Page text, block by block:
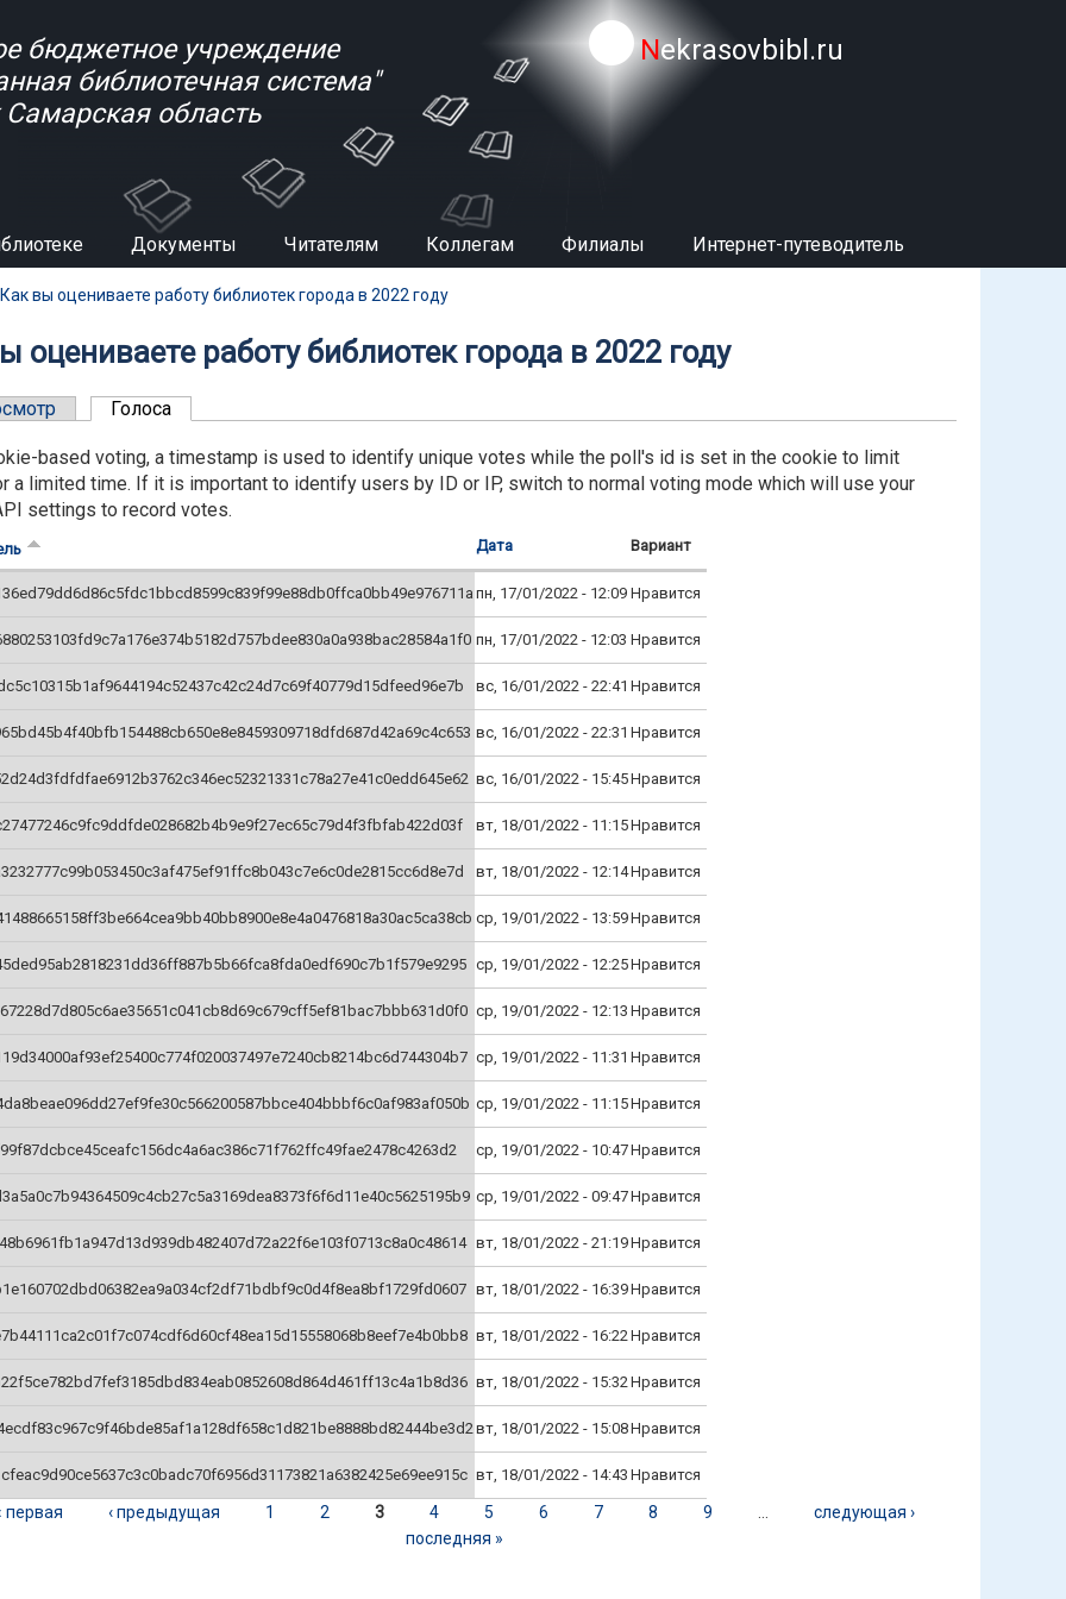
бюджетное учреждение
библиотечная система"
Самарская область
Nekrasovbibl.ru
Документы Читателям Коллегам Филиалы Интернет-путеводитель
Как вы оцениваете работу библиотек города в 2022 году
оцениваете работу библиотек города в 2022 году
вкладки
Голоса
based voting, a timestamp is used to identify unique votes while the poll's id is set in the cookie to limit
a limited time. If it is important to identify users by ID or IP, switch to normal voting mode which will use your
settings to record votes.
Дата Вариант
пн, 17/01/2022 - 12:09 Нравится
пн, 17/01/2022 - 12:03 Нравится
вс, 16/01/2022 - 22:41 Нравится
вс, 16/01/2022 - 22:31 Нравится
вс, 16/01/2022 - 15:45Нравится
вт, 18/01/2022 - 11:15Нравится
вт, 18/01/2022 - 12:14Нравится
ср, 19/01/2022 - 13:59Нравится
ср, 19/01/2022 - 12:25Нравится
ср, 19/01/2022 - 12:13 Нравится
ср, 19/01/2022 - 11:31 Нравится
ср, 19/01/2022 - 11:15Нравится
ср, 19/01/2022 - 10:47Нравится
ср, 19/01/2022 - 09:47Нравится
вт, 18/01/2022 - 21:19Нравится
вт, 18/01/2022 - 16:39Нравится
вт, 18/01/2022 - 16:22 Нравится
вт, 18/01/2022 - 15:32 Нравится
вт, 18/01/2022 - 15:08Нравится
вт, 18/01/2022 - 14:43 Нравится
первая ‹ предыдущая 1 2 3 4 5 6 7 8 9
следующая ›
последняя »